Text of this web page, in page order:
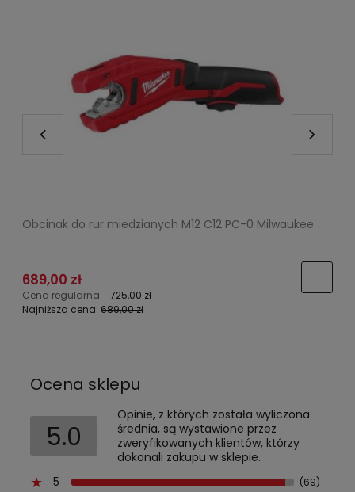
Obcinak do rur miedzianych M12 C12 PC-0 Milwaukee
689,00 zł
Cena regularna:
725,00 zł
Najniższa cena: 689,00 zł
Ocena sklepu
5.0
Opinie, z których została wyliczona
średnia, są wystawione przez
zweryfikowanych klientów, którzy
dokonali zakupu w sklepie.
5
(69)